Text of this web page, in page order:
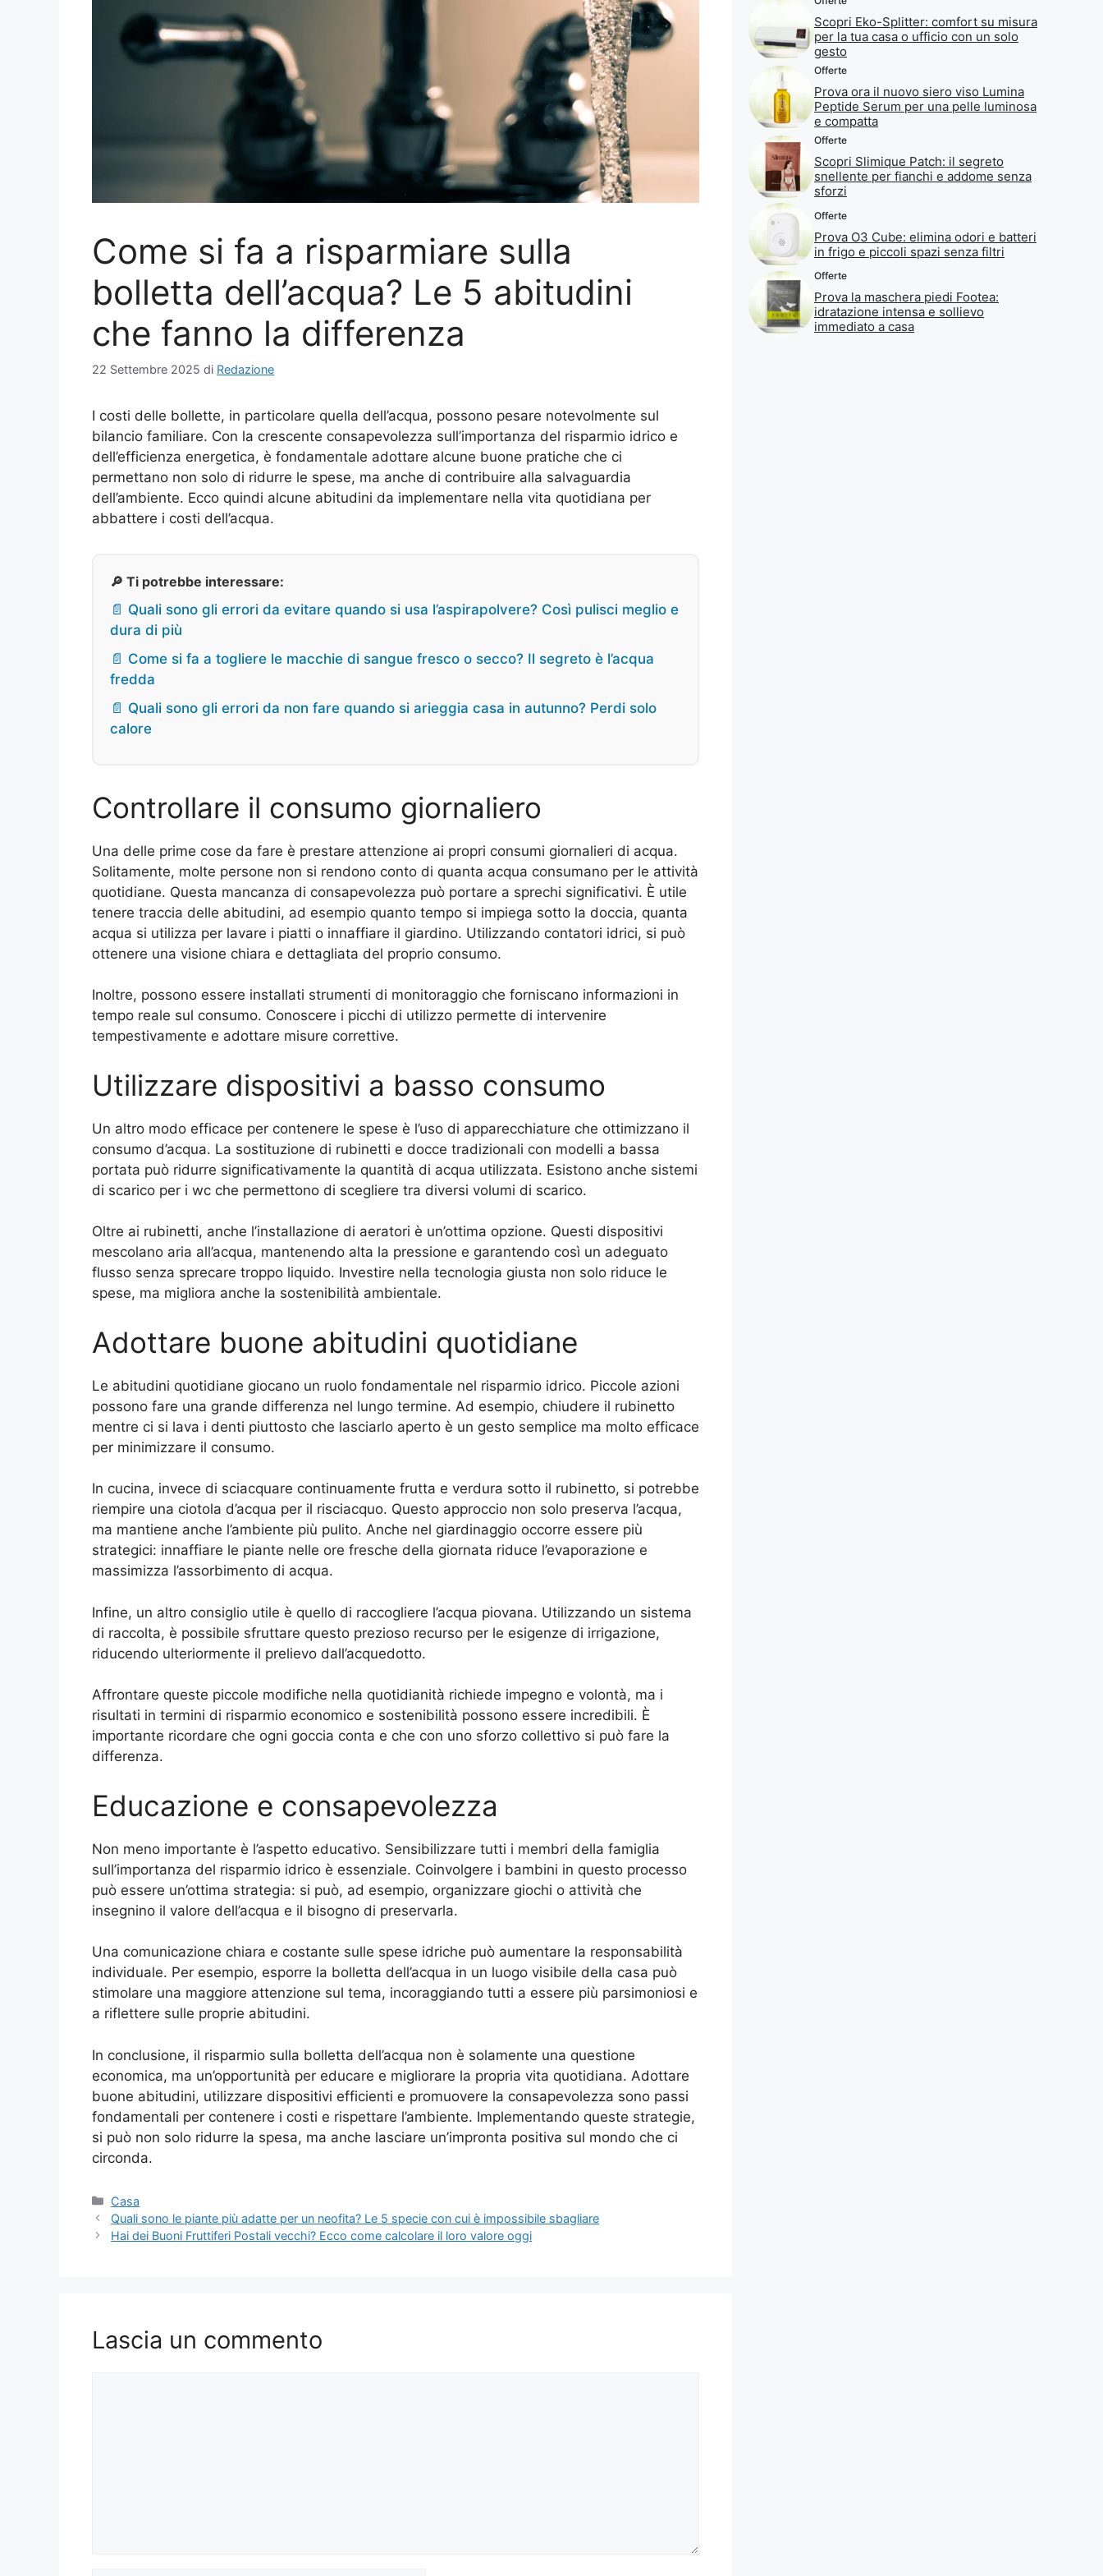
Come si fa a risparmiare sulla
bolletta dell’acqua? Le 5 abitudini
che fanno la differenza
22 Settembre 2025 di Redazione
I costi delle bollette, in particolare quella dell’acqua, possono pesare notevolmente sul
bilancio familiare. Con la crescente consapevolezza sull’importanza del risparmio idrico e
dell’efficienza energetica, è fondamentale adottare alcune buone pratiche che ci
permettano non solo di ridurre le spese, ma anche di contribuire alla salvaguardia
dell’ambiente. Ecco quindi alcune abitudini da implementare nella vita quotidiana per
abbattere i costi dell’acqua.
🔎 Ti potrebbe interessare:
📄 Quali sono gli errori da evitare quando si usa l’aspirapolvere? Così pulisci meglio e
dura di più
📄 Come si fa a togliere le macchie di sangue fresco o secco? Il segreto è l’acqua
fredda
📄 Quali sono gli errori da non fare quando si arieggia casa in autunno? Perdi solo
calore
Controllare il consumo giornaliero
Una delle prime cose da fare è prestare attenzione ai propri consumi giornalieri di acqua.
Solitamente, molte persone non si rendono conto di quanta acqua consumano per le attività
quotidiane. Questa mancanza di consapevolezza può portare a sprechi significativi. È utile
tenere traccia delle abitudini, ad esempio quanto tempo si impiega sotto la doccia, quanta
acqua si utilizza per lavare i piatti o innaffiare il giardino. Utilizzando contatori idrici, si può
ottenere una visione chiara e dettagliata del proprio consumo.
Inoltre, possono essere installati strumenti di monitoraggio che forniscano informazioni in
tempo reale sul consumo. Conoscere i picchi di utilizzo permette di intervenire
tempestivamente e adottare misure correttive.
Utilizzare dispositivi a basso consumo
Un altro modo efficace per contenere le spese è l’uso di apparecchiature che ottimizzano il
consumo d’acqua. La sostituzione di rubinetti e docce tradizionali con modelli a bassa
portata può ridurre significativamente la quantità di acqua utilizzata. Esistono anche sistemi
di scarico per i wc che permettono di scegliere tra diversi volumi di scarico.
Oltre ai rubinetti, anche l’installazione di aeratori è un’ottima opzione. Questi dispositivi
mescolano aria all’acqua, mantenendo alta la pressione e garantendo così un adeguato
flusso senza sprecare troppo liquido. Investire nella tecnologia giusta non solo riduce le
spese, ma migliora anche la sostenibilità ambientale.
Adottare buone abitudini quotidiane
Le abitudini quotidiane giocano un ruolo fondamentale nel risparmio idrico. Piccole azioni
possono fare una grande differenza nel lungo termine. Ad esempio, chiudere il rubinetto
mentre ci si lava i denti piuttosto che lasciarlo aperto è un gesto semplice ma molto efficace
per minimizzare il consumo.
In cucina, invece di sciacquare continuamente frutta e verdura sotto il rubinetto, si potrebbe
riempire una ciotola d’acqua per il risciacquo. Questo approccio non solo preserva l’acqua,
ma mantiene anche l’ambiente più pulito. Anche nel giardinaggio occorre essere più
strategici: innaffiare le piante nelle ore fresche della giornata riduce l’evaporazione e
massimizza l’assorbimento di acqua.
Infine, un altro consiglio utile è quello di raccogliere l’acqua piovana. Utilizzando un sistema
di raccolta, è possibile sfruttare questo prezioso recurso per le esigenze di irrigazione,
riducendo ulteriormente il prelievo dall’acquedotto.
Affrontare queste piccole modifiche nella quotidianità richiede impegno e volontà, ma i
risultati in termini di risparmio economico e sostenibilità possono essere incredibili. È
importante ricordare che ogni goccia conta e che con uno sforzo collettivo si può fare la
differenza.
Educazione e consapevolezza
Non meno importante è l’aspetto educativo. Sensibilizzare tutti i membri della famiglia
sull’importanza del risparmio idrico è essenziale. Coinvolgere i bambini in questo processo
può essere un’ottima strategia: si può, ad esempio, organizzare giochi o attività che
insegnino il valore dell’acqua e il bisogno di preservarla.
Una comunicazione chiara e costante sulle spese idriche può aumentare la responsabilità
individuale. Per esempio, esporre la bolletta dell’acqua in un luogo visibile della casa può
stimolare una maggiore attenzione sul tema, incoraggiando tutti a essere più parsimoniosi e
a riflettere sulle proprie abitudini.
In conclusione, il risparmio sulla bolletta dell’acqua non è solamente una questione
economica, ma un’opportunità per educare e migliorare la propria vita quotidiana. Adottare
buone abitudini, utilizzare dispositivi efficienti e promuovere la consapevolezza sono passi
fondamentali per contenere i costi e rispettare l’ambiente. Implementando queste strategie,
si può non solo ridurre la spesa, ma anche lasciare un’impronta positiva sul mondo che ci
circonda.
Categorie
Casa
Quali sono le piante più adatte per un neofita? Le 5 specie con cui è impossibile sbagliare
Hai dei Buoni Fruttiferi Postali vecchi? Ecco come calcolare il loro valore oggi
Lascia un commento
Scopri Eko-Splitter: comfort su misura
per la tua casa o ufficio con un solo
gesto
Offerte
Prova ora il nuovo siero viso Lumina
Peptide Serum per una pelle luminosa
e compatta
Offerte
Scopri Slimique Patch: il segreto
snellente per fianchi e addome senza
sforzi
Offerte
Prova O3 Cube: elimina odori e batteri
in frigo e piccoli spazi senza filtri
Offerte
Prova la maschera piedi Footea:
idratazione intensa e sollievo
immediato a casa